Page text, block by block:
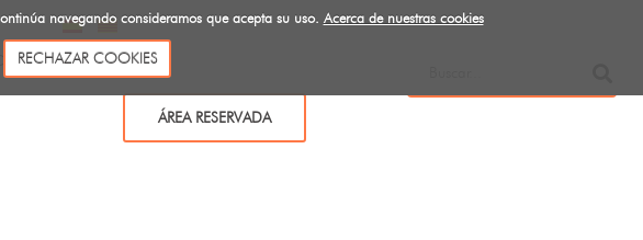
navegando consideramos que acepta su uso. Acerca de nuestras cookies
RECHAZAR COOKIES
CONTACTO
ÁREA RESERVADA